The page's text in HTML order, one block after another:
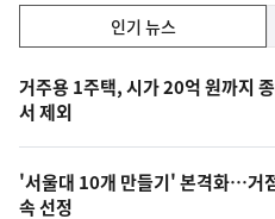
기,
최
신,
오
늘
인기 뉴스
기
뉴
스
거주용 1주택, 시가 20억 원까지
서 제외
'서울대 10개 만들기' 본격화…거
속 선정